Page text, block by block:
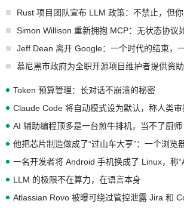
Simon Willison 重新拥抱 MCP：无状态协议
Jeff Dean 离开 Google：一个时代的结束，
慕尼黑市政府为全职开源项目维护者提供资助
Token 预算管理：长对话不崩溃的秘密
AI 辅助编程顶多是一台煎牛排机，当不了厨师
他把芯片制造做成了“过山车大亨”：一个浏览
一名开发者将 Android 手机换成了 Linux，称
LLM 的极限不在算力，在语言本身